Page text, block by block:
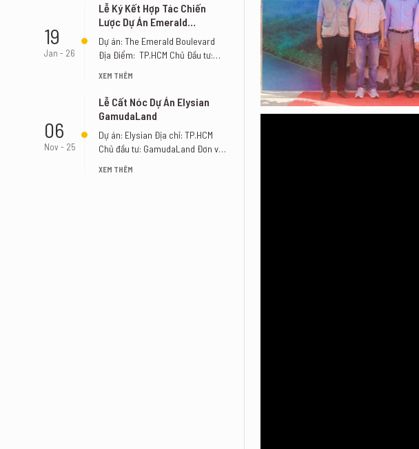
19
Jan - 26
Lễ Ký Kết Hợp Tác Chiến
Lược Dự Án Emerald
Boulevard
Dự án: The Emerald Boulevard
Địa Điểm: TP.HCM Chủ Đầu tư:
XEM THÊM
06
Nov - 25
Lễ Cất Nóc Dự Án Elysian
GamudaLand
Dự án: Elysian Địa chỉ: TP.HCM
Chủ đầu tư: GamudaLand Đơn vị
XEM THÊM